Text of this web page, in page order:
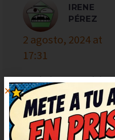
IRENE
PÉREZ
2 agosto, 2024 at
17:31
De lujo este
y fresco.
gracias por
publicando